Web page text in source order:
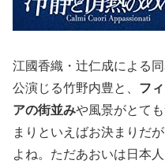
江國香織・辻仁成による
公演じる竹野内豊と、 フ
アの街並みや風景がとて
まりといえばお決まりだ
よね。ただあおいは日本